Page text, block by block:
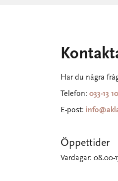
Har du några
Telefon: 033-13
E-post:
Öppettider
Vardagar: 08.00-